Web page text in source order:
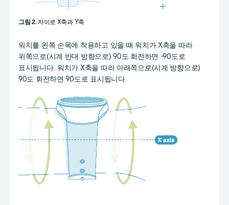
그림 2.자이로 X축과 Y축
워치를 왼쪽 손목에 착용하고 있을 때 워치가 X축을 따라
위쪽으로(시계 반대 방향으로) 90도 회전하면 -90도로
표시됩니다. 워치가 X축을 따라 아래쪽으로(시계 방향으로)
90도 회전하면 90도로 표시됩니다.